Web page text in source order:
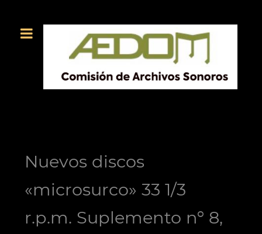
Nuevos discos
«microsurco» 33 1/3
r.p.m. Suplemento nº 8,